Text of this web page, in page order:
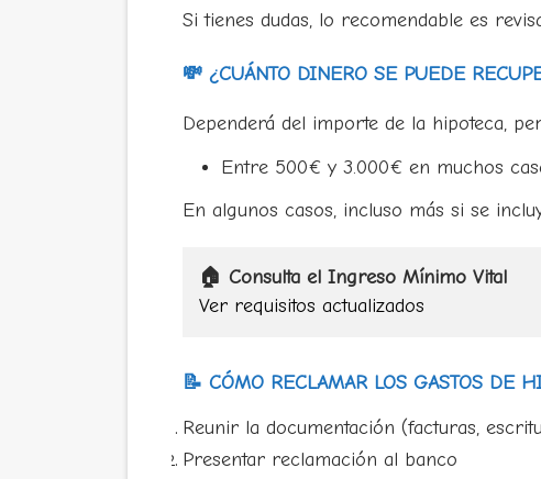
Si tienes dudas, lo recomendable es
💸 ¿CUÁNTO DINERO SE PUEDE
Dependerá del importe de la hipoteca,
Entre 500€ y 3.000€ en muchos
En algunos casos, incluso más si se
🏠 Consulta el Ingreso Mínimo Vital
Ver requisitos actualizados
📝 CÓMO RECLAMAR LOS GASTOS DE
Reunir la documentación (facturas,
Presentar reclamación al banco